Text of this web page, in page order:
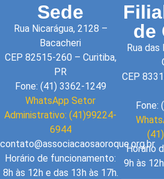
Sede
Rua Nicarágua, 2128 –
Bacacheri
CEP 82515-260 – Curitiba,
PR
Fone: (41) 3362-1249
WhatsApp Setor
Administrativo: (41)99224-
6944
contato@associacaosaoroque.org.br
Horário de funcionamento:
8h às 12h e das 13h às 17h.
de
Rua
CEP
Fone:
Horário
9h às